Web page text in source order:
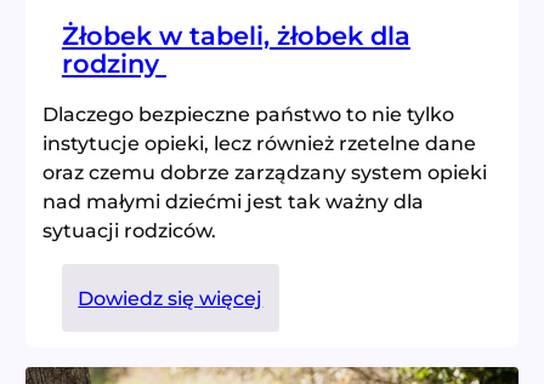
Żłobek w tabeli, żłobek dla
rodziny
Dlaczego bezpieczne państwo to nie tylko
instytucje opieki, lecz również rzetelne dane
oraz czemu dobrze zarządzany system opieki
nad małymi dziećmi jest tak ważny dla
sytuacji rodziców.
Dowiedz się więcej
Żłobek